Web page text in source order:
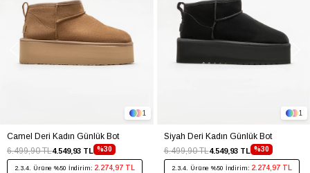
Camel Deri Kadın Günlük Bot
%30
4.549,93 TL
6.499,90 TL
2.3.4. Ürüne %50 İndirim: 2.274,97 TL
1
Siyah Deri Kadın Günlük Bot
%30
4.549,93 TL
6.499,90 TL
2.3.4. Ürüne %50 İndirim: 2.274,97 TL
1